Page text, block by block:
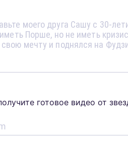
готовое видео от